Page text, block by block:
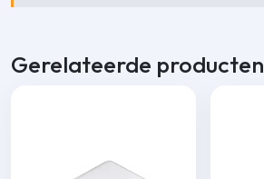
Gerelateerde producten